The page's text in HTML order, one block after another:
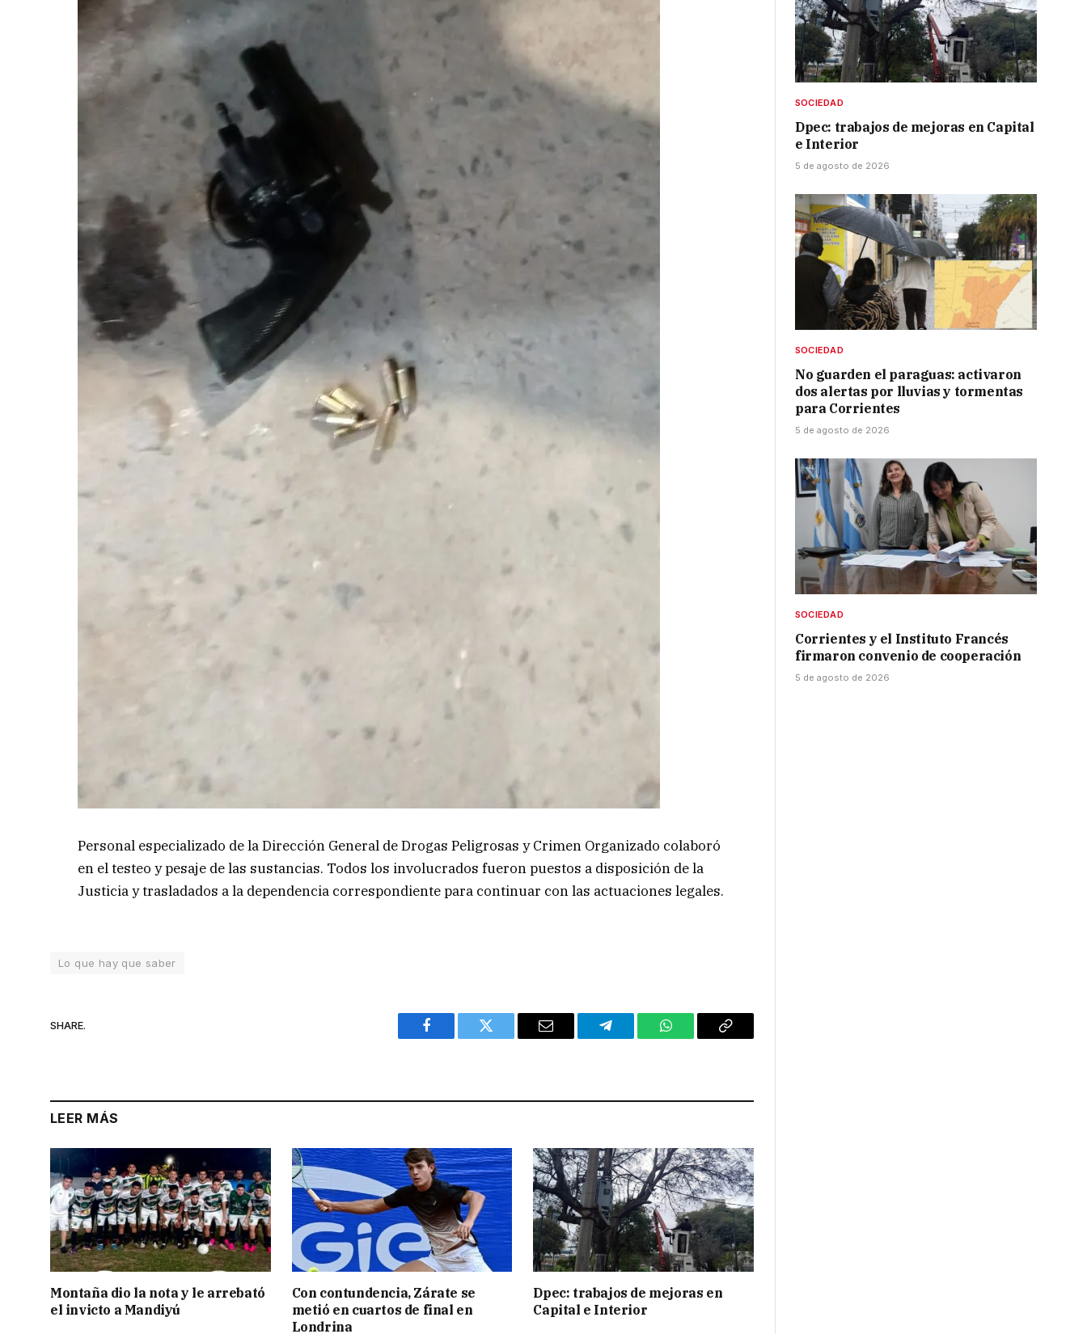
Personal especializado de la Dirección General de Drogas Peligrosas y Crimen Organizado colaboró
en el testeo y pesaje de las sustancias. Todos los involucrados fueron puestos a disposición de la
Justicia y trasladados a la dependencia correspondiente para continuar con las actuaciones legales.
Lo que hay que saber
SHARE.
Facebook Twitter Email Telegram WhatsAppCopy
LEER MÁS
Montaña dio la nota y le arrebató
el invicto a Mandiyú
Con contundencia, Zárate se
metió en cuartos de final en
Londrina
Dpec: trabajos de mejoras en
Capital e Interior
SOCIEDAD
Dpec: trabajos de mejoras en Capital
e Interior
5 de agosto de 2026
SOCIEDAD
No guarden el paraguas: activaron
dos alertas por lluvias y tormentas
para Corrientes
5 de agosto de 2026
SOCIEDAD
Corrientes y el Instituto Francés
firmaron convenio de cooperación
5 de agosto de 2026